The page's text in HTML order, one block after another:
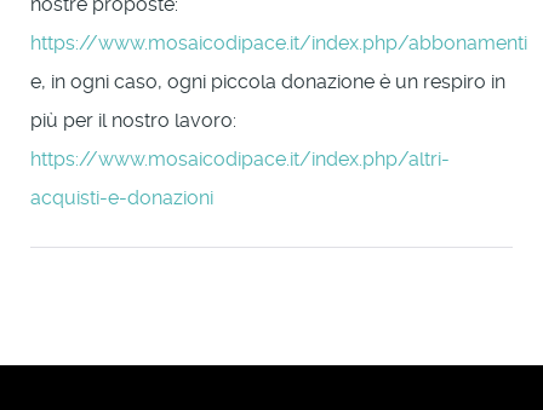
https://www.mosaicodipace.it/index.php/abbonamenti
e, in ogni caso, ogni piccola donazione è un respiro in
più per il nostro lavoro:
https://www.mosaicodipace.it/index.php/altri-
acquisti-e-donazioni